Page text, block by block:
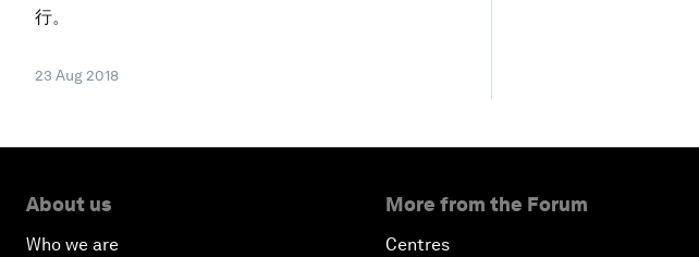
行。
23 Aug 2018
About us
Who we are
More from the Forum
Centres